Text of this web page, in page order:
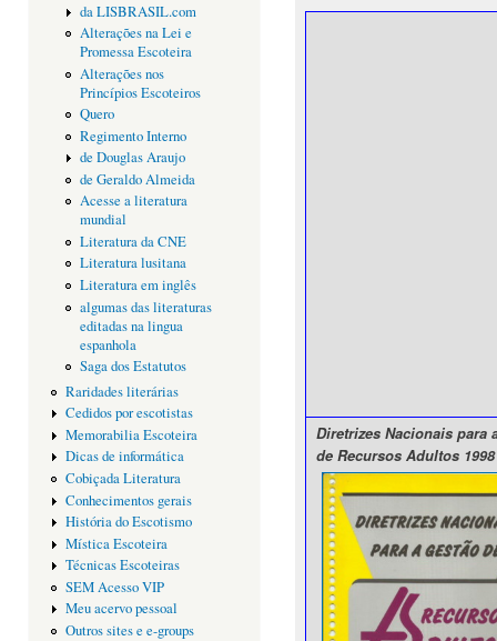
da LISBRASIL.com
Alterações na Lei e
Promessa Escoteira
Alterações nos
Princípios Escoteiros
Quero
Regimento Interno
de Douglas Araujo
de Geraldo Almeida
Acesse a literatura
mundial
Literatura da CNE
Literatura lusitana
Literatura em inglês
algumas das literaturas
editadas na lingua
espanhola
Saga dos Estatutos
Raridades literárias
Cedidos por escotistas
Memorabilia Escoteira
Dicas de informática
Cobiçada Literatura
Conhecimentos gerais
História do Escotismo
Mística Escoteira
Técnicas Escoteiras
SEM Acesso VIP
Meu acervo pessoal
Outros sites e e-groups
Diretrizes Nacionais para
de Recursos Adultos 1998